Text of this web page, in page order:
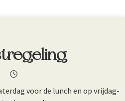
voor de lunch en op vrijdag-